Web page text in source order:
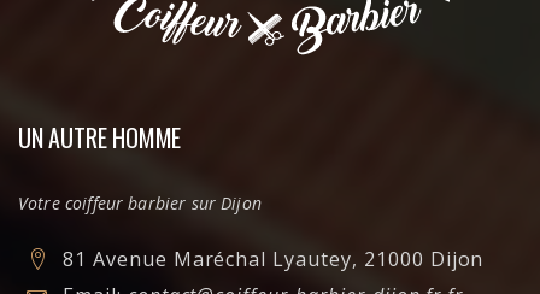
UN AUTRE HOMME
Votre coiffeur barbier sur Dijon
81 Avenue Maréchal Lyautey, 21000 Dijon